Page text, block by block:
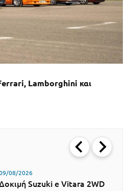
Lamborghini και
08/2026
Suzuki e Vitara 2WD